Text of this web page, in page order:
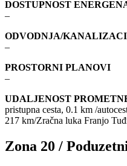
DOSTUPNOST
–
ODVODNJA/
–
PROSTORNI PLANOVI
–
UDALJENOST
pristupna cesta, 0.1 km /
217 km/Zračna luka Franjo
Zona 20 /